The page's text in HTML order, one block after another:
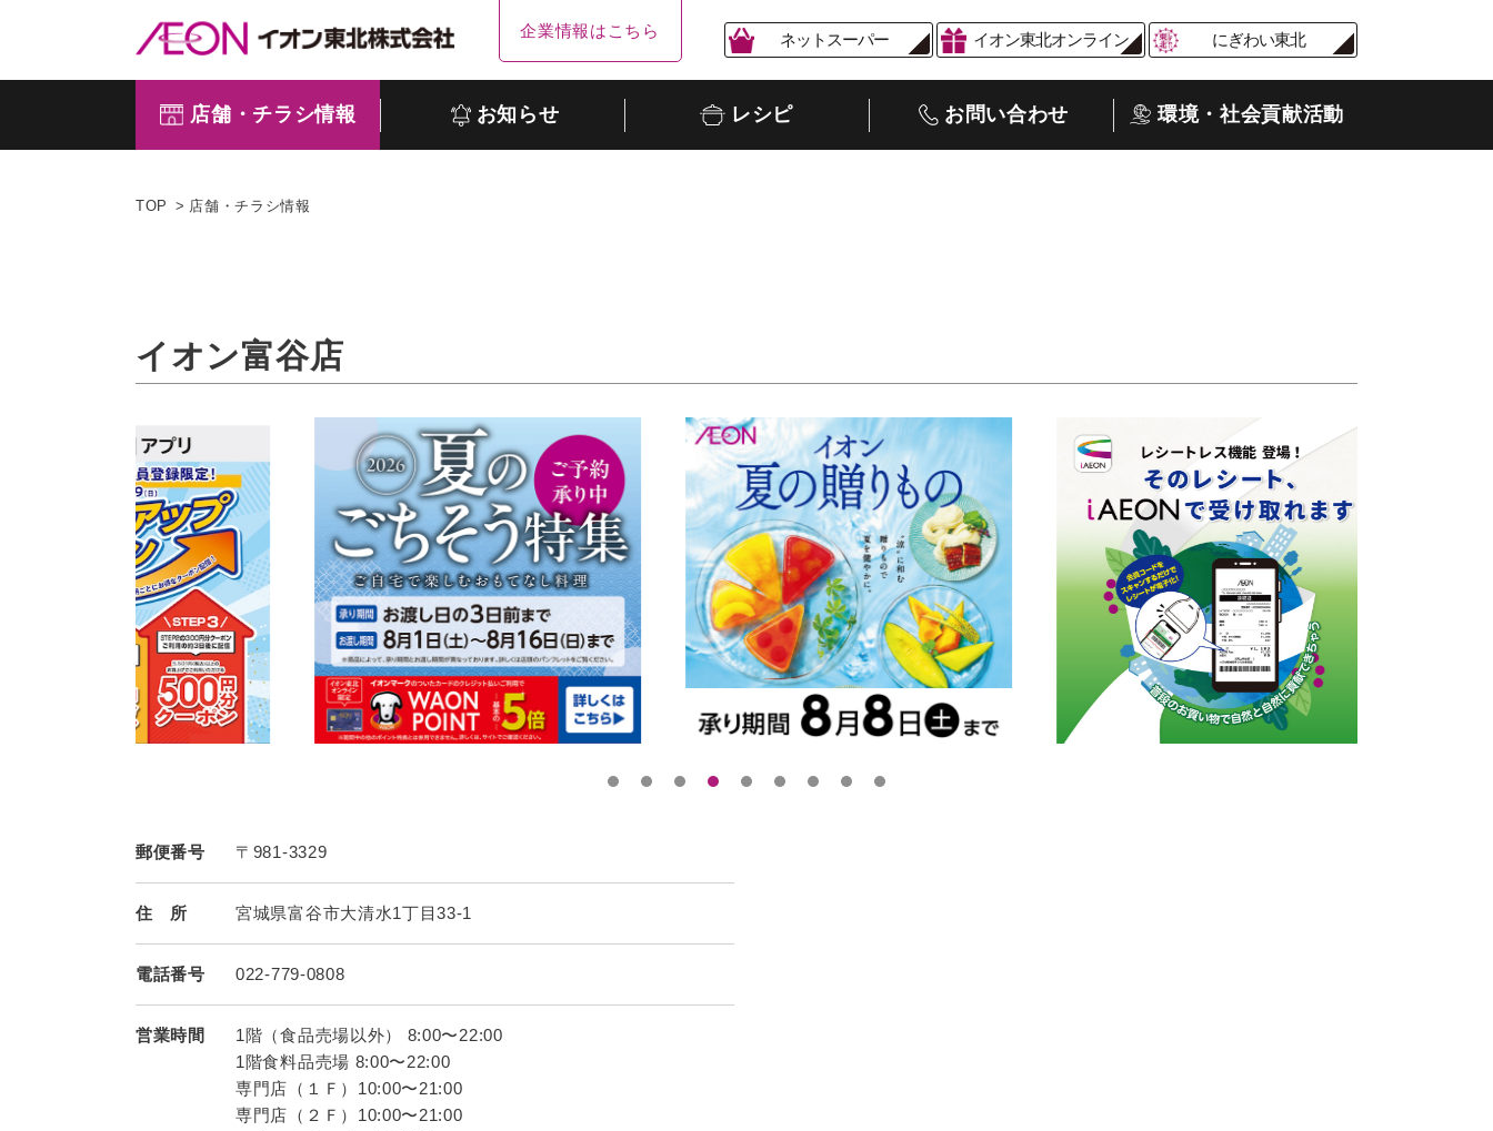
企業情報はこちら ネットスーパー イオン東北オンライン にぎわい東北
店舗・チラシ情報 お知らせ レシピ お問い合わせ 環境・社会貢献活動
TOP 店舗・チラシ情報
イオン富谷店
郵便番号 〒981-3329
住 所 宮城県富谷市大清水1丁目33-1
電話番号 022-779-0808
営業時間
1階（食品売場以外） 8:00〜22:00
1階食料品売場 8:00〜22:00
専門店（１Ｆ）10:00〜21:00
専門店（２Ｆ）10:00〜21:00